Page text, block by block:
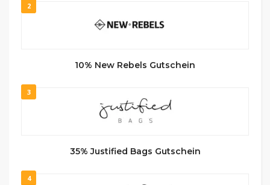
2
10% New Rebels Gutschein
3
35% Justified Bags Gutschein
4